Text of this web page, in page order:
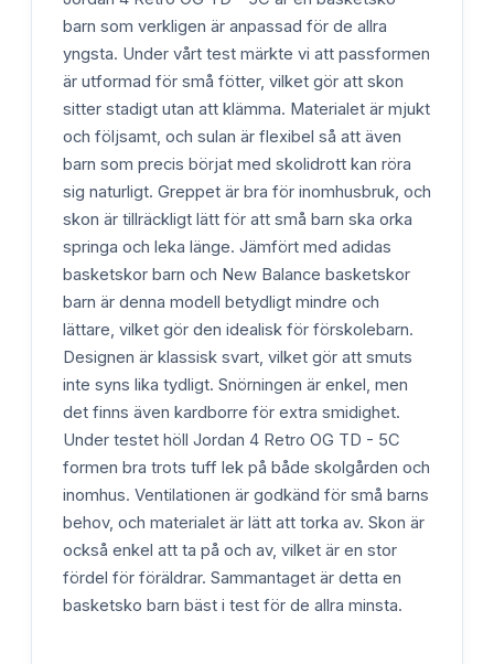
barn som verkligen är anpassad för de allra
yngsta. Under vårt test märkte vi att passformen
är utformad för små fötter, vilket gör att skon
sitter stadigt utan att klämma. Materialet är mjukt
och följsamt, och sulan är flexibel så att även
barn som precis börjat med skolidrott kan röra
sig naturligt. Greppet är bra för inomhusbruk, och
skon är tillräckligt lätt för att små barn ska orka
springa och leka länge. Jämfört med adidas
basketskor barn och New Balance basketskor
barn är denna modell betydligt mindre och
lättare, vilket gör den idealisk för förskolebarn.
Designen är klassisk svart, vilket gör att smuts
inte syns lika tydligt. Snörningen är enkel, men
det finns även kardborre för extra smidighet.
Under testet höll Jordan 4 Retro OG TD - 5C
formen bra trots tuff lek på både skolgården och
inomhus. Ventilationen är godkänd för små barns
behov, och materialet är lätt att torka av. Skon är
också enkel att ta på och av, vilket är en stor
fördel för föräldrar. Sammantaget är detta en
basketsko barn bäst i test för de allra minsta.